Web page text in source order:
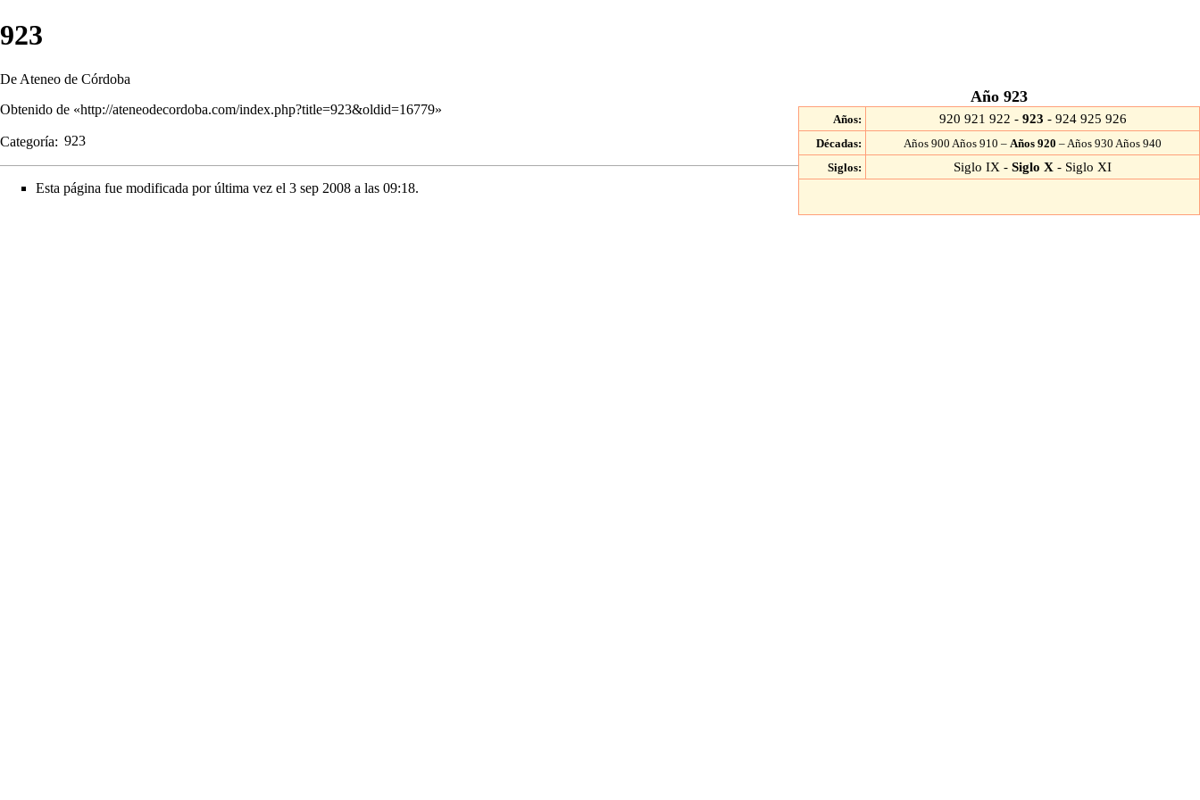
923
De Ateneo de Córdoba
Año 923
Años: 920 921 922 - 923 - 924 925 926
Décadas: Años 900 Años 910 – Años 920 –Años 930 Años 940
Siglos:
Siglo IX - Siglo X - Siglo XI
Obtenido de «http://ateneodecordoba.com/index.php?title=923&oldid=16779»
Categoría: 923
Esta página fue modificada por última vez el 3 sep 2008 a las 09:18.